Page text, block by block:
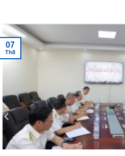
07
Th8